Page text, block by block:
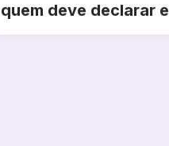
quem deve declarar e
prazo